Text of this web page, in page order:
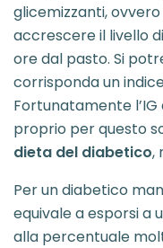
glicemizzanti,
accrescere il livello
ore dal pasto. Si
corrisponda un
Fortunatamente l’IG
proprio per questo
dieta del diabetico,
Per un diabetico
equivale a esporsi a
alla percentuale